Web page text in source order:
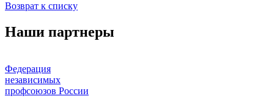
Возврат к списку
Наши партнеры
Федерация
независимых
профсоюзов России